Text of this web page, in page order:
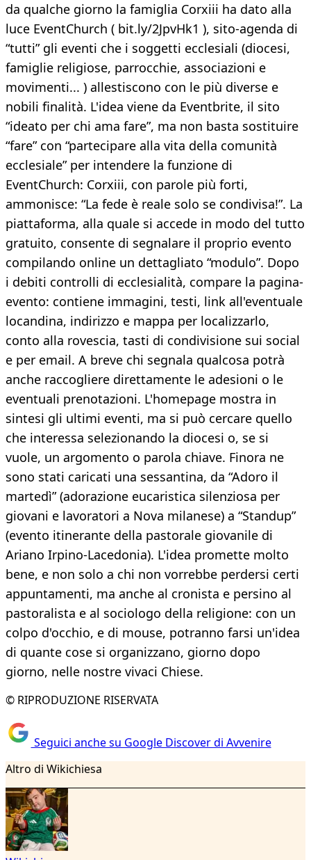
da qualche giorno la famiglia Corxiii ha dato alla
luce EventChurch ( bit.ly/2JpvHk1 ), sito-agenda di
“tutti” gli eventi che i soggetti ecclesiali (diocesi,
famiglie religiose, parrocchie, associazioni e
movimenti... ) allestiscono con le più diverse e
nobili finalità. L'idea viene da Eventbrite, il sito
“ideato per chi ama fare”, ma non basta sostituire
“fare” con “partecipare alla vita della comunità
ecclesiale” per intendere la funzione di
EventChurch: Corxiii, con parole più forti,
ammonisce: “La fede è reale solo se condivisa!”. La
piattaforma, alla quale si accede in modo del tutto
gratuito, consente di segnalare il proprio evento
compilando online un dettagliato “modulo”. Dopo
i debiti controlli di ecclesialità, compare la pagina-
evento: contiene immagini, testi, link all'eventuale
locandina, indirizzo e mappa per localizzarlo,
conto alla rovescia, tasti di condivisione sui social
e per email. A breve chi segnala qualcosa potrà
anche raccogliere direttamente le adesioni o le
eventuali prenotazioni. L'homepage mostra in
sintesi gli ultimi eventi, ma si può cercare quello
che interessa selezionando la diocesi o, se si
vuole, un argomento o parola chiave. Finora ne
sono stati caricati una sessantina, da “Adoro il
martedì” (adorazione eucaristica silenziosa per
giovani e lavoratori a Nova milanese) a “Standup”
(evento itinerante della pastorale giovanile di
Ariano Irpino-Lacedonia). L'idea promette molto
bene, e non solo a chi non vorrebbe perdersi certi
appuntamenti, ma anche al cronista e persino al
pastoralista e al sociologo della religione: con un
colpo d'occhio, e di mouse, potranno farsi un'idea
di quante cose si organizzano, giorno dopo
giorno, nelle nostre vivaci Chiese.
© RIPRODUZIONE RISERVATA
Seguici anche su Google Discover di Avvenire
Altro di Wikichiesa